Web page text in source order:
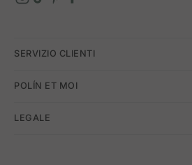
SERVIZIO CLIENTI
POLÍN ET MOI
LEGALE